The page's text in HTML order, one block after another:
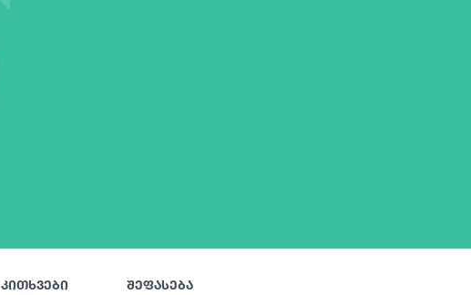
კითხვები შეფასება